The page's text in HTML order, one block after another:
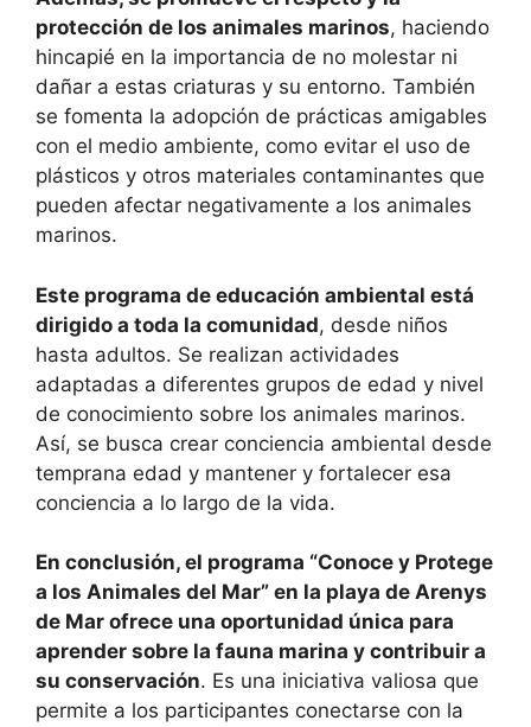
protección de los animales marinos, haciendo
hincapié en la importancia de no molestar ni
dañar a estas criaturas y su entorno. También
se fomenta la adopción de prácticas amigables
con el medio ambiente, como evitar el uso de
plásticos y otros materiales contaminantes que
pueden afectar negativamente a los animales
marinos.
Este programa de educación ambiental está
dirigido a toda la comunidad, desde niños
hasta adultos. Se realizan actividades
adaptadas a diferentes grupos de edad y nivel
de conocimiento sobre los animales marinos.
Así, se busca crear conciencia ambiental desde
temprana edad y mantener y fortalecer esa
conciencia a lo largo de la vida.
En conclusión, el programa “Conoce y Protege
a los Animales del Mar” en la playa de Arenys
de Mar ofrece una oportunidad única para
aprender sobre la fauna marina y contribuir a
su conservación. Es una iniciativa valiosa que
permite a los participantes conectarse con la